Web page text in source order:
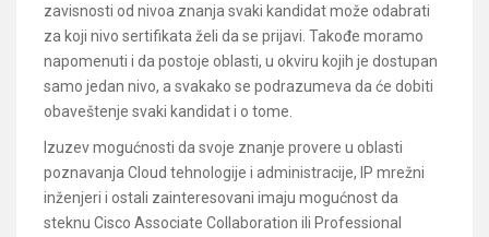
zavisnosti od nivoa znanja svaki kandidat može odabrati
za koji nivo sertifikata želi da se prijavi. Takođe moramo
napomenuti i da postoje oblasti, u okviru kojih je dostupan
samo jedan nivo, a svakako se podrazumeva da će dobiti
obaveštenje svaki kandidat i o tome.
Izuzev mogućnosti da svoje znanje provere u oblasti
poznavanja Cloud tehnologije i administracije, IP mrežni
inženjeri i ostali zainteresovani imaju mogućnost da
steknu Cisco Associate Collaboration ili Professional